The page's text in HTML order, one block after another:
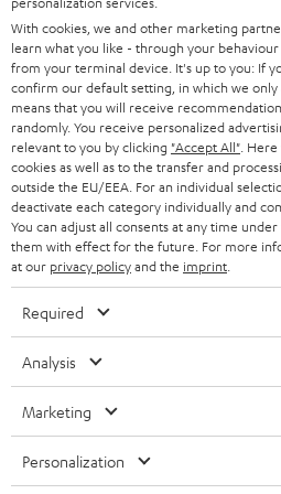
RABATT
N
e
w
s
l
e
t
t
e
r
a
n
Wähle deinen
Melde dich für den
45 € als Dankeschön.
EMAIL
WIDGET
Kategorien
With cookies, we and other marketing
learn what you like - through your
from your terminal device. It's up to you: If
confirm our default setting, in which we only
means that you will receive
randomly. You receive personalized
relevant to you by clicking "Accept All" .
cookies as well as to the transfer and
outside the EU/EEA. For an individual
deactivate each category individually and
You can adjust all consents at any time
them with effect for the future. For more
at our privacy policyand the imprint
Required
Analysis
Marketing
Personalization